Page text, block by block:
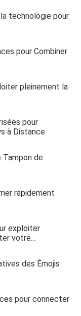
technologie pour
pour Combiner
pleinement la
pour
à Distance
de
rapidement
exploiter
votre
des Émojis
pour connecter